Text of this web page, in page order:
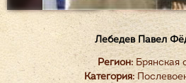
Лебедев Павел
Регион:Брянская
Категория: